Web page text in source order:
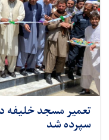
تعمیر مسجد خلیفه
سپرده شد